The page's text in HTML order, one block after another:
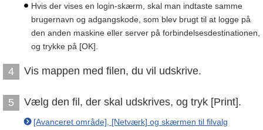
Hvis der vises en login-skærm, skal man indtaste samme
brugernavn og adgangskode, som blev brugt til at logge på
den anden maskine eller server på forbindelsesdestinationen,
og trykke på [OK].
4 Vis mappen med filen, du vil udskrive.
5 Vælg den fil, der skal udskrives, og tryk [Print].
[Avanceret område], [Netværk] og skærmen til filvalg